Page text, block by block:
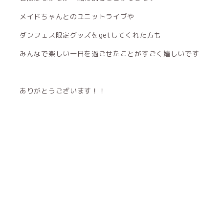
メイドちゃんとのユニットライブや
ダンフェス限定グッズをgetしてくれた方も
みんなで楽しい一日を過ごせたことがすごく嬉しいです
ありがとうございます！！